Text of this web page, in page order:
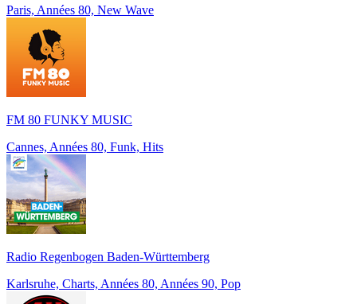
Paris, Années 80, New Wave
FM 80 FUNKY MUSIC
Cannes, Années 80, Funk, Hits
Radio Regenbogen Baden-Württemberg
Karlsruhe, Charts, Années 80, Années 90, Pop